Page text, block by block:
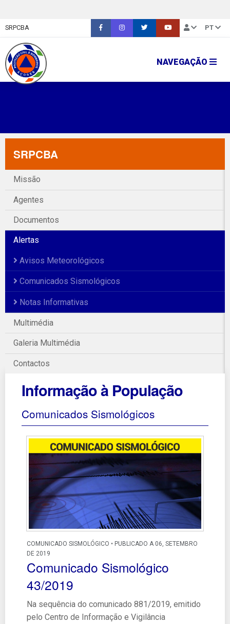
SRPCBA PT
NAVEGAÇÃO
SRPCBA
Missão
Agentes
Documentos
Alertas
Avisos Meteorológicos
Comunicados Sismológicos
Notas Informativas
Multimédia
Galeria Multimédia
Contactos
Informação à População
Comunicados Sismológicos
COMUNICADO SISMOLÓGICO • PUBLICADO A 06, SETEMBRO
DE 2019
Comunicado Sismológico
43/2019
Na sequência do comunicado 881/2019, emitido
pelo Centro de Informação e Vigilância